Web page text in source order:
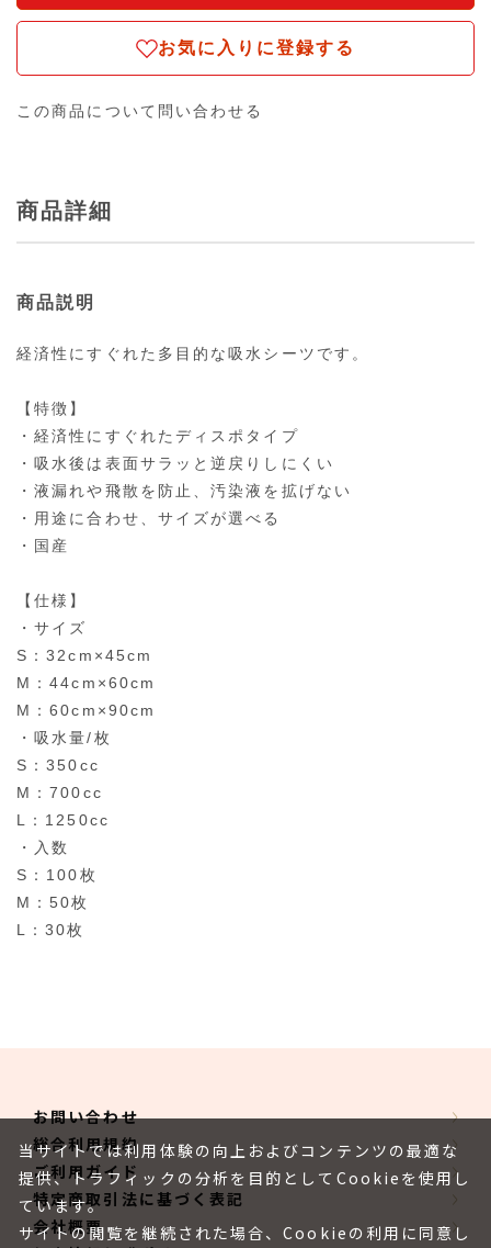
お気に入りに登録する
この商品について問い合わせる
商品詳細
商品説明
経済性にすぐれた多目的な吸水シーツです。
【特徴】
・経済性にすぐれたディスポタイプ
・吸水後は表面サラッと逆戻りしにくい
・液漏れや飛散を防止、汚染液を拡げない
・用途に合わせ、サイズが選べる
・国産
【仕様】
・サイズ
S：32cm×45cm
M：44cm×60cm
M：60cm×90cm
・吸水量/枚
S：350cc
M：700cc
L：1250cc
・入数
S：100枚
M：50枚
L：30枚
お問い合わせ
総合利用規約
ご利用ガイド
特定商取引法に基づく表記
会社概要
当サイトでは利用体験の向上およびコンテンツの最適な
提供、トラフィックの分析を目的としてCookieを使用し
ています。
サイトの閲覧を継続された場合、Cookieの利用に同意し